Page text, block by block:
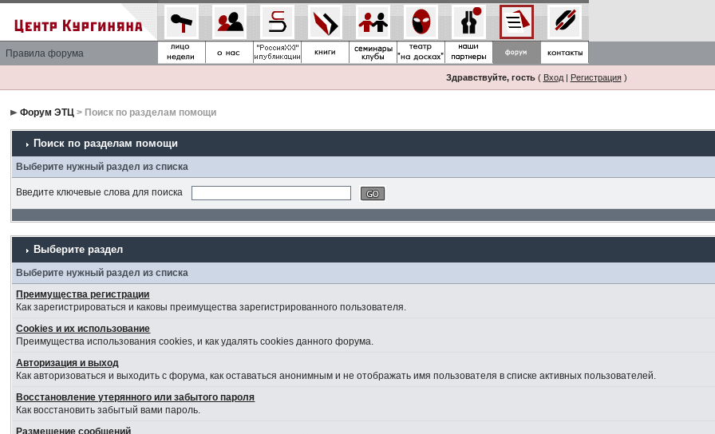
Правила форума
Здравствуйте, гость( Вход| Регистрация)
Форум ЭТЦ > Поиск по разделам помощи
Поиск по разделам помощи
Выберите нужный раздел из списка
Введите ключевые слова для поиска
Выберите раздел
Выберите нужный раздел из списка
Преимущества регистрации
Как зарегистрироваться и каковы преимущества зарегистрированного пользователя.
Cookies и их использование
Преимущества использования cookies, и как удалять cookies данного форума.
Авторизация и выход
Как авторизоваться и выходить с форума, как оставаться анонимным и не отображать имя пользователя в списке активных пользователей.
Восстановление утерянного или забытого пароля
Как восстановить забытый вами пароль.
Размещение сообщений